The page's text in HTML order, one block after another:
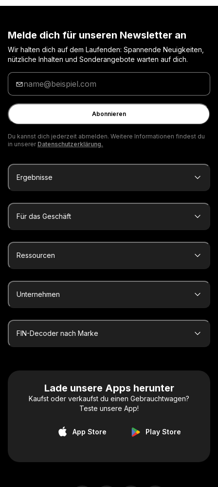
Melde dich für unseren Newsletter an
Wir halten dich auf dem Laufenden: Spannende Neuigkeiten,
nützliche Inhalten und Sonderangebote warten auf dich.
Gib
deine
E-
Mail
ein
Abonnieren
Du kannst dich jederzeit abmelden. Weitere Informationen findest du
in unserer Datenschutzerklärung.
Ergebnisse
Für das Geschäft
Ressourcen
Unternehmen
FIN-Decoder nach Marke
Lade unsere Apps herunter
Kaufst oder verkaufst du einen Gebrauchtwagen?
Teste unsere App!
App Store Play Store